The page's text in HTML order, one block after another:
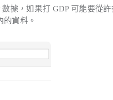
據，如果打 GDP 可能要從
的資料。